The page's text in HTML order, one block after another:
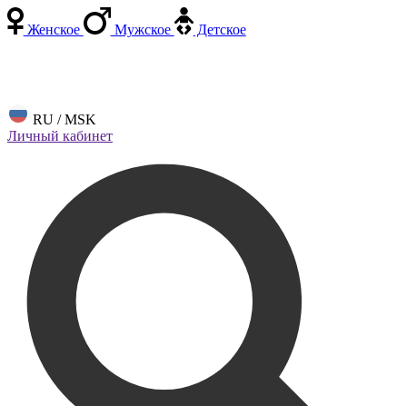
Женское Мужское Детское
RU / MSK
Личный кабинет